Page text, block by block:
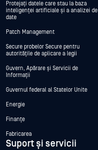
Protejați datele care stau la baza
inteligenței artificiale și a analizei de
date
Patch Management
Secure probelor Secure pentru
autoritățile de aplicare a legii
Guvern, Apărare și Servicii de
Informații
Guvernul federal al Statelor Unite
Energie
Finanțe
Fabricarea
Suport și servicii